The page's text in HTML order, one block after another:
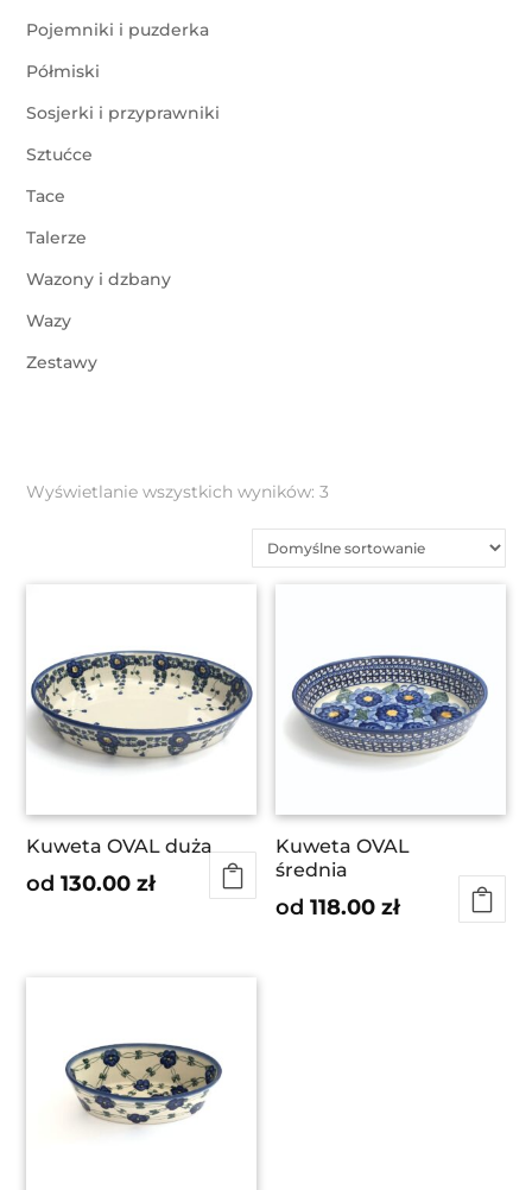
Pojemniki i puzderka
Półmiski
Sosjerki i przyprawniki
Sztućce
Tace
Talerze
Wazony i dzbany
Wazy
Zestawy
Wyświetlanie wszystkich wyników: 3
Kuweta OVAL duża
od130.00zł
Kuweta OVAL
średnia
od118.00zł